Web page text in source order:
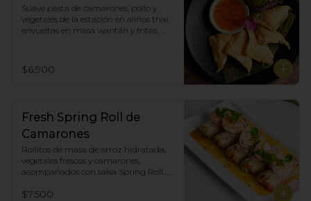
Suave pasta de camarones, pollo y
vegetales de la estación en aliños thai,
envueltas en masa wantán y fritas,
$6.900
Fresh Spring Roll de
Camarones
Rollitos de masa de arroz hidratada,
vegetales frescos y camarones,
acompañados con salsa Spring Roll.
$7.500